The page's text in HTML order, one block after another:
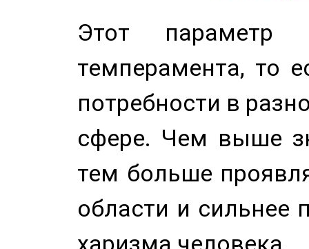
Этот параметр
темперамента, то
потребности в
сфере. Чем выше
тем больше
области и сильнее